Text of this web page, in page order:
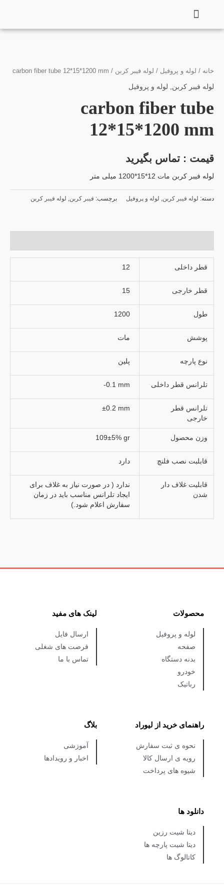
محتوا
خانه / لوله و پروفیل / لوله فیبر کربن / carbon fiber tube 12*15*1200 mm
لوله فیبر کربن لوله و پروفیل
carbon fiber tube
12*15*1200 mm
قیمت : تماس بگیرید
لوله فیبر کربن مات 12*15*1200 میلی متر
دسته: لوله فیبر کربن لوله و پروفیل برچسب: فیبر کربن لوله فیبر کربن
قطر داخلی 12
قطر خارجی 15
طول 1200
پوشش مات
نوع پارچه پلین
تلرانس قطر داخلی -0.1 mm
تلرانس قطر
خارجی
±0.2 mm
وزن محصول 109±5% gr
قابلبت نصب فلنچ دارد
قابلیت غلاف دار
شدن
ندارد ( در صورت نیاز به غلاف برای
ایجاد تلرانس مناسب باید در زمان
سفارش اعلام شود.)
محصولات
لوله و پروفیل
صفحه
بدنه دستگاه
خودرو
رباتیک
لینک های مفید
ارسال فایل
فرصت های شغلی
تماس با ما
راهنمای خرید از لیوراد
نحوه ی ثبت سفارش
رویه ی ارسال کالا
شیوه های پرداخت
بلاگ
آموزشی
اخبار و رویدادها
دانلود ها
دیتا شیت رزین
دیتا شیت پارچه ها
کاتالوگ ها